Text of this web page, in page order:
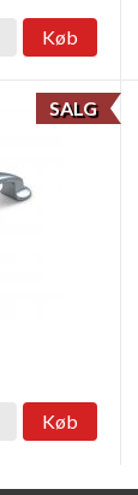
Køb
SALG
Køb